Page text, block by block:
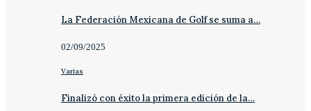
La Federación Mexicana de Golf se suma a…
02/09/2025
Varias
Finalizó con éxito la primera edición de la…